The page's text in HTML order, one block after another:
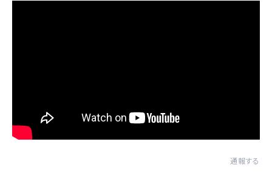
通報する